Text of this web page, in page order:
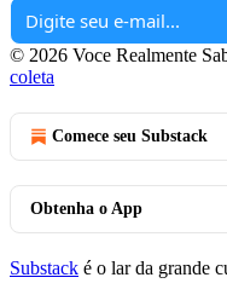
© 2026 Voce Realmente
coleta
Comece seu Substack
Obtenha o App
Substack é o lar da grande